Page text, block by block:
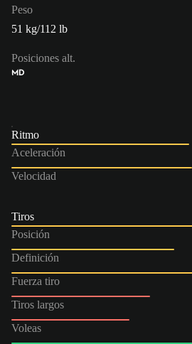
Peso
51 kg/112 lb
Posiciones alt.
MD
Ritmo
Aceleración
Velocidad
Tiros
Posición
Definición
Fuerza tiro
Tiros largos
Voleas